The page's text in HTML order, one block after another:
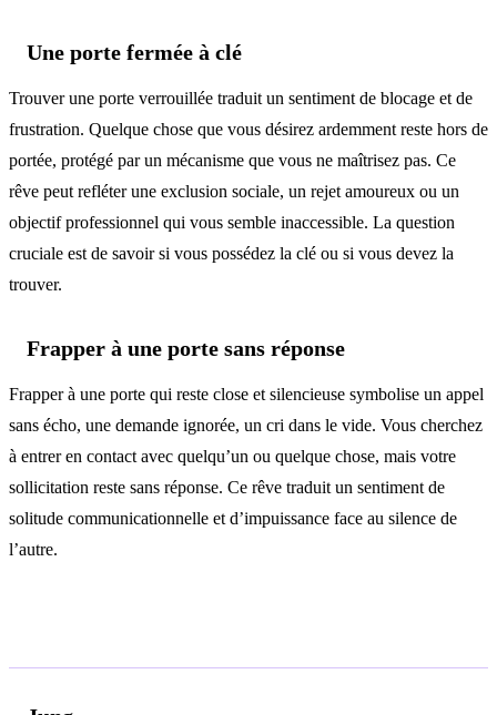
Une porte fermée à clé
Trouver une porte verrouillée traduit un sentiment de blocage et de
frustration. Quelque chose que vous désirez ardemment reste hors de
portée, protégé par un mécanisme que vous ne maîtrisez pas. Ce
rêve peut refléter une exclusion sociale, un rejet amoureux ou un
objectif professionnel qui vous semble inaccessible. La question
cruciale est de savoir si vous possédez la clé ou si vous devez la
trouver.
Frapper à une porte sans réponse
Frapper à une porte qui reste close et silencieuse symbolise un appel
sans écho, une demande ignorée, un cri dans le vide. Vous cherchez
à entrer en contact avec quelqu’un ou quelque chose, mais votre
sollicitation reste sans réponse. Ce rêve traduit un sentiment de
solitude communicationnelle et d’impuissance face au silence de
l’autre.